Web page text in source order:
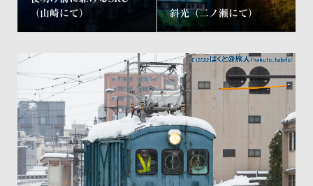
（山崎にて）
斜光（二ノ瀬にて）